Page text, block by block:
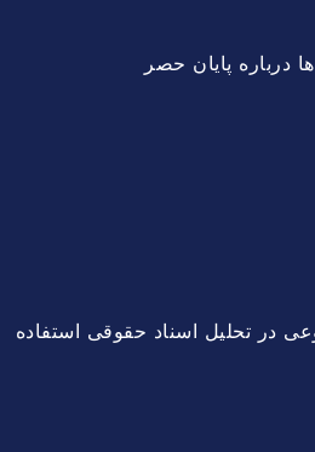
درباره پایان حصر
در تحلیل اسناد حقوقی استفاده